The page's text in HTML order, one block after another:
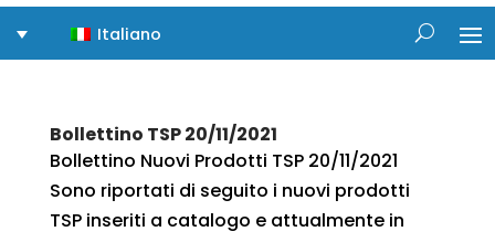
Italiano
Bollettino TSP 20/11/2021
Bollettino Nuovi Prodotti TSP 20/11/2021
Sono riportati di seguito i nuovi prodotti
TSP inseriti a catalogo e attualmente in